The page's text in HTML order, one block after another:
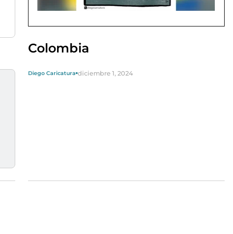
Colombia
Diego Caricatura diciembre 1, 2024